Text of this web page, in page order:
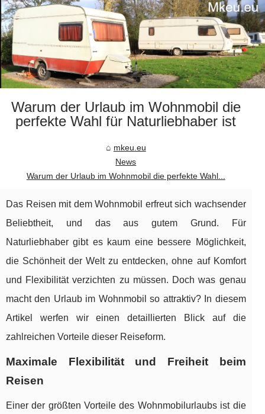
Warum der Urlaub im Wohnmobil die
perfekte Wahl für Naturliebhaber ist
mkeu.eu
News
Warum der Urlaub im Wohnmobil die perfekte Wahl...
Das Reisen mit dem Wohnmobil erfreut sich wachsender
Beliebtheit, und das aus gutem Grund. Für
Naturliebhaber gibt es kaum eine bessere Möglichkeit,
die Schönheit der Welt zu entdecken, ohne auf Komfort
und Flexibilität verzichten zu müssen. Doch was genau
macht den Urlaub im Wohnmobil so attraktiv? In diesem
Artikel werfen wir einen detaillierten Blick auf die
zahlreichen Vorteile dieser Reiseform.
Maximale Flexibilität und Freiheit beim
Reisen
Einer der größten Vorteile des Wohnmobilurlaubs ist die